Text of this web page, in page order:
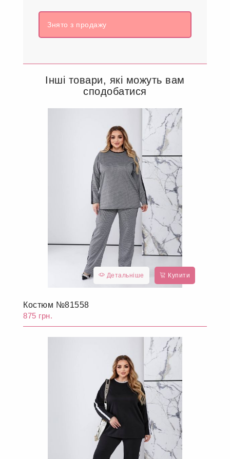
Знято з продажу
Інші товари, які можуть вам
сподобатися
Детальніше Купити
Костюм №81558
875 грн.